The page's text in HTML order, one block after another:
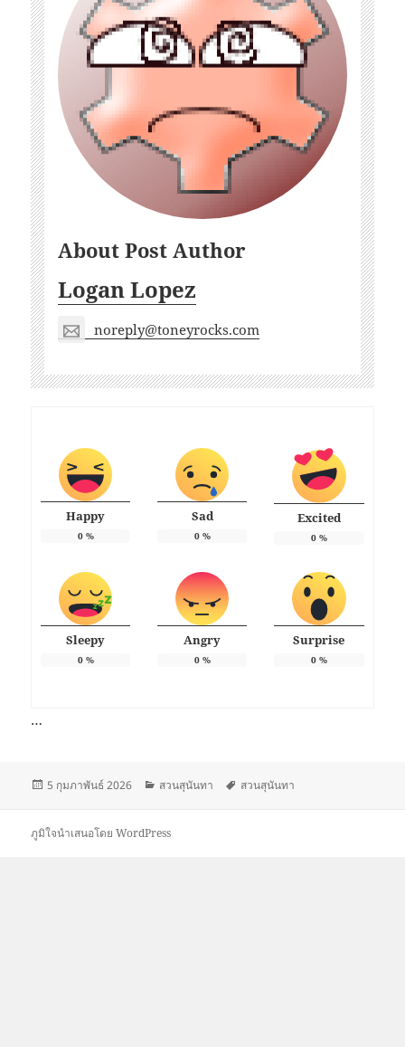
About Post Author
Logan Lopez
noreply@toneyrocks.com
Happy
0%
Sad
0%
Excited
0%
Sleepy
0%
Angry
0%
Surprise
0%
…
เขียน
5 กุมภาพันธ์ 2026
หมวด
สวนสุนันทา
ป้าย
สวนสุนันทา
ภูมิใจนำเสนอโดย WordPress